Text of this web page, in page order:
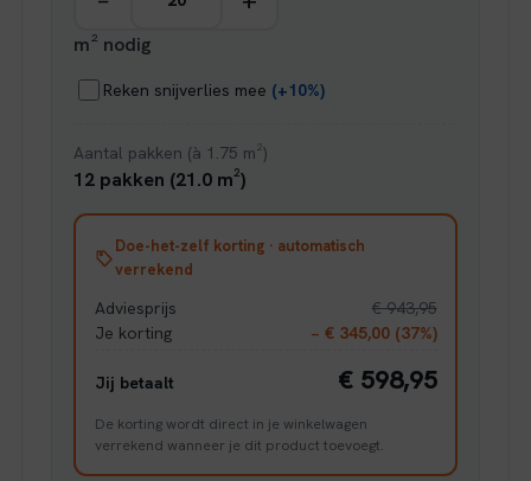
m² nodig
Reken snijverlies mee (+10%)
Aantal pakken (à 1.75 m²)
12 pakken (21.0 m²)
Doe-het-zelf korting · automatisch
verrekend
Adviesprijs
€ 943,95
Je korting
− € 345,00 (37%)
Jij betaalt € 598,95
De korting wordt direct in je winkelwagen
verrekend wanneer je dit product toevoegt.